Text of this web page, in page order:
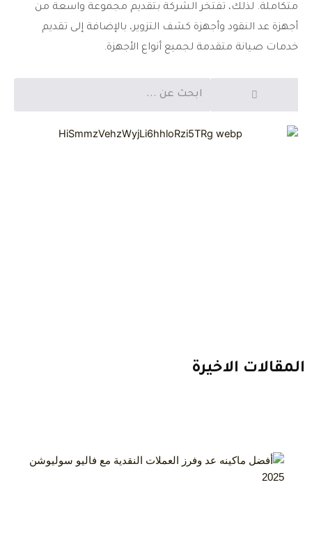
متكاملة. لذلك، تفتخر الشركة بتقديم مجموعة واسعة من
أجهزة عد النقود وأجهزة كشف التزوير، بالإضافة إلى تقديم
خدمات صيانة متقدمة لجميع أنواع الأجهزة.
المقالات الاخيرة